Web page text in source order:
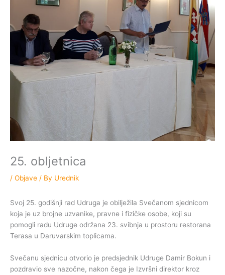
25. obljetnica
/ Objave / By Urednik
Svoj 25. godišnji rad Udruga je obilježila Svečanom sjednicom
koja je uz brojne uzvanike, pravne i fizičke osobe, koji su
pomogli radu Udruge održana 23. svibnja u prostoru restorana
Terasa u Daruvarskim toplicama.
Svečanu sjednicu otvorio je predsjednik Udruge Damir Bokun i
pozdravio sve nazočne, nakon čega je Izvršni direktor kroz